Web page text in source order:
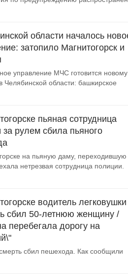
области началось
затопило Магнитогорск и
управление МЧС готовится новому
Челябинской области: башкирское
пьяная сотрудница
за рулем сбила пьяного
на пьяную даму, переходившую
нетрезвая сотрудница полиции.
водитель легковушки
сбил 50-летнюю женщину /
перебегала дорогу на
сбил пешехода. Как сообщили